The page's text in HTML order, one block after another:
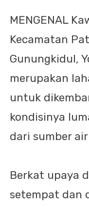
MENGENAL
Kecamatan
Gunungkidul,
merupakan
untuk
kondisinya
dari sumber
Berkat upaya
setempat dan